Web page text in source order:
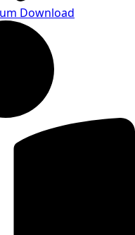
Download